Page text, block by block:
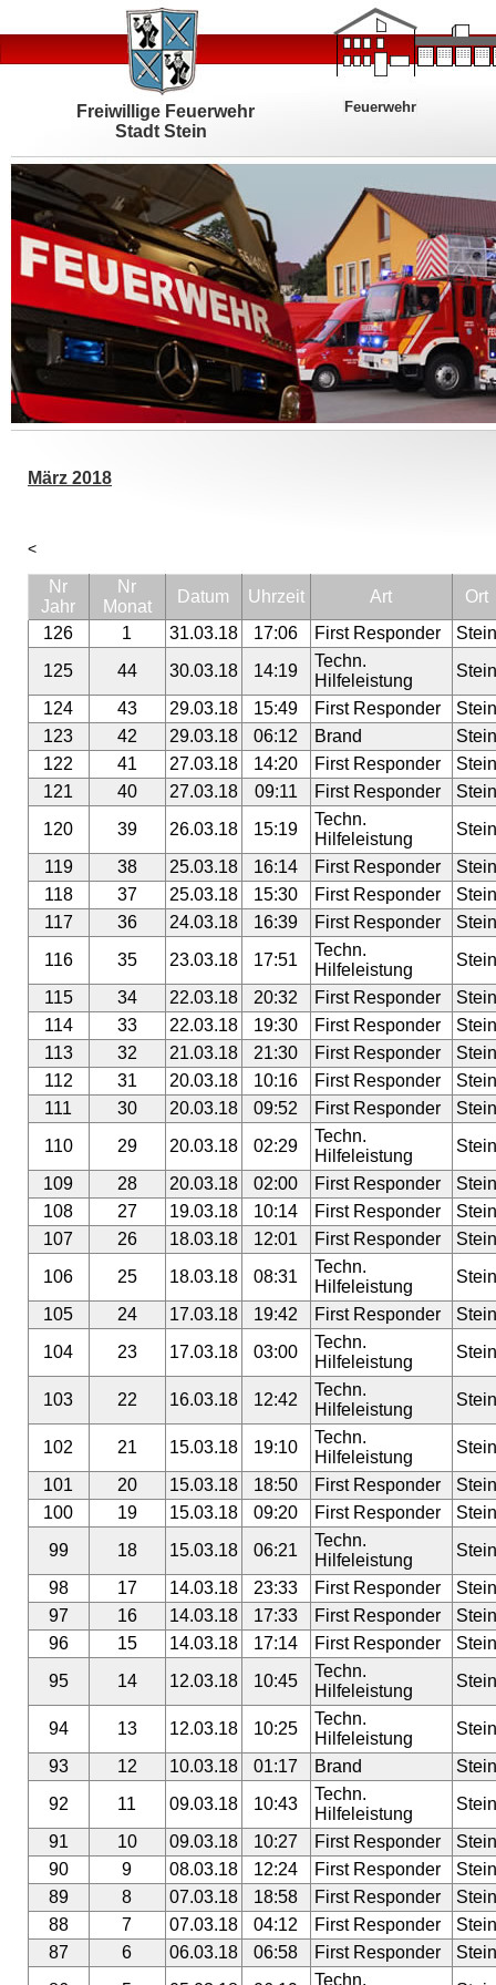
Freiwillige Feuerwehr
Stadt Stein
Feuerwehr
März 2018
<
Nr
Jahr
Nr
Monat
Datum Uhrzeit Art
Ort
126
1 31.03.18 17:06 First Responder
Stein
125
44 30.03.18 14:19
Techn.
Hilfeleistung
Stein
124
43 29.03.18 15:49 First Responder
Stein
123
42 29.03.18 06:12 Brand
Stein
122
41 27.03.18 14:20 First Responder
Stein
121
40 27.03.18 09:11 First Responder
Stein
120
39 26.03.18 15:19
Techn.
Hilfeleistung
Stein
119
38 25.03.18 16:14 First Responder
Stein
118
37 25.03.18 15:30 First Responder
Stein
117
36 24.03.18 16:39 First Responder
Stein
116
35 23.03.18 17:51
Techn.
Hilfeleistung
Stein
115
34 22.03.18 20:32 First Responder
Stein
114
33 22.03.18 19:30 First Responder
Stein
113
32 21.03.18 21:30 First Responder
Stein
112
31 20.03.18 10:16 First Responder
Stein
111
30 20.03.18 09:52 First Responder
Stein
110
29 20.03.18 02:29
Techn.
Hilfeleistung
Stein
109
28 20.03.18 02:00 First Responder
Stein
108
27 19.03.18 10:14 First Responder
Stein
107
26 18.03.18 12:01 First Responder
Stein
106
25 18.03.18 08:31
Techn.
Hilfeleistung
Stein
105
24 17.03.18 19:42 First Responder
Stein
104
23 17.03.18 03:00
Techn.
Hilfeleistung
Stein
103 22 16.03.18 12:42
Techn.
Hilfeleistung
Stein
102 21 15.03.18 19:10
Techn.
Hilfeleistung
Stein
101
20 15.03.18 18:50 First Responder
Stein
100
19 15.03.18 09:20 First Responder
Stein
99
18 15.03.18 06:21
Techn.
Hilfeleistung
Stein
98
17 14.03.18 23:33 First Responder
Stein
97
16 14.03.18 17:33 First Responder
Stein
96
15 14.03.18 17:14 First Responder
Stein
95
14 12.03.18 10:45
Techn.
Hilfeleistung
Stein
94 13 12.03.18 10:25
Techn.
Hilfeleistung
Stein
93
12 10.03.18 01:17 Brand
Stein
92
11 09.03.18 10:43
Techn.
Hilfeleistung
Stein
91
10 09.03.18 10:27 First Responder
Stein
90
9 08.03.18 12:24 First Responder
Stein
89
8 07.03.18 18:58 First Responder
Stein
88
7 07.03.18 04:12 First Responder
Stein
87
6 06.03.18 06:58 First Responder
Stein
Techn.